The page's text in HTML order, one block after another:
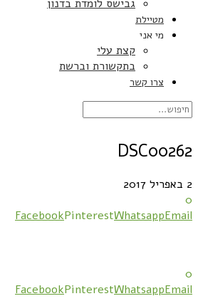
גבישס לומדת בדנון
מטיילת
מי אני
קצת עלי
בתקשורת וברשת
צרו קשר
DSC00262
2 באפריל 2017
0
FacebookPinterestWhatsappEmail
0
FacebookPinterestWhatsappEmail